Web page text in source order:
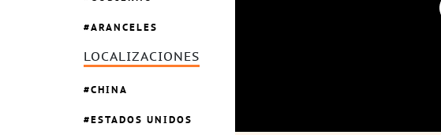
ARANCELES
LOCALIZACIONES
CHINA
ESTADOS UNIDOS